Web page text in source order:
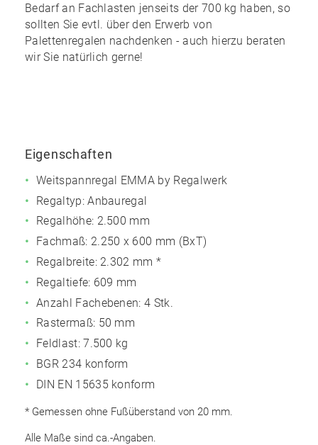
Bedarf an Fachlasten jenseits der 700 kg haben, so
sollten Sie evtl. über den Erwerb von
Palettenregalen nachdenken - auch hierzu beraten
wir Sie natürlich gerne!
Eigenschaften
Weitspannregal EMMA by Regalwerk
Regaltyp: Anbauregal
Regalhöhe: 2.500 mm
Fachmaß: 2.250 x 600 mm (BxT)
Regalbreite: 2.302 mm *
Regaltiefe: 609 mm
Anzahl Fachebenen:4 Stk.
Rastermaß: 50 mm
Feldlast: 7.500 kg
BGR 234 konform
DIN EN 15635 konform
* Gemessen ohne Fußüberstand von 20 mm.
Alle Maße sind ca.-Angaben.